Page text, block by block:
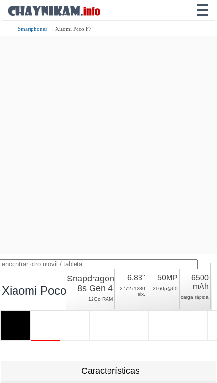
☰
→Smartphones → Xiaomi Poco F7
Xiaomi Poco F7
Snapdragon
8s Gen 4
12Go RAM
6.83"
2772x1280
pix.
50MP
2160p@60
6500
mAh
carga rápida
Características